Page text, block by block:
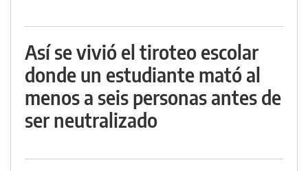
Así se vivió el tiroteo escolar
donde un estudiante mató al
menos a seis personas antes de
ser neutralizado